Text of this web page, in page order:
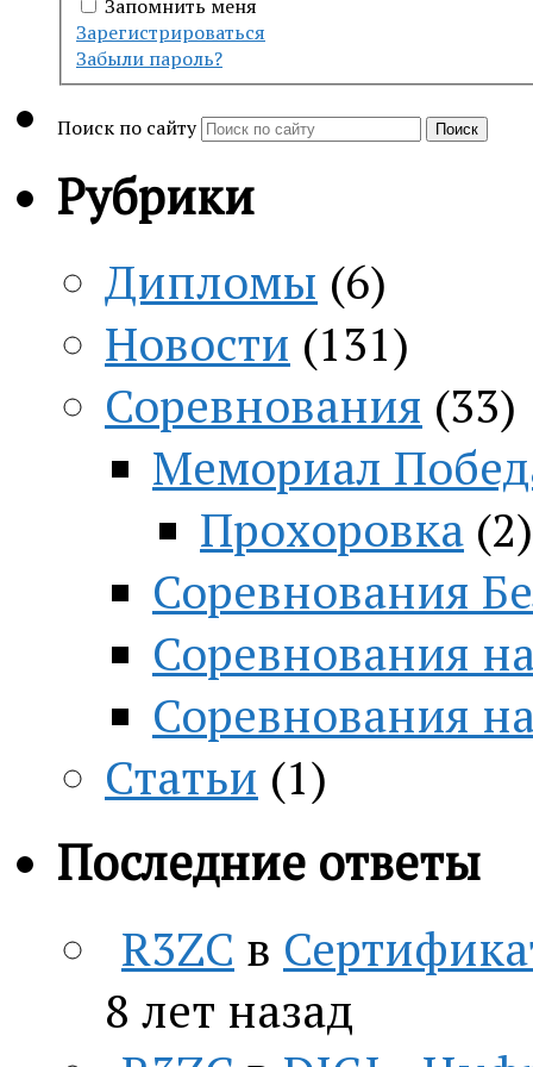
Запомнить меня
Зарегистрироваться
Забыли пароль?
Поиск по сайту Поиск
Рубрики
Дипломы (6)
Новости (131)
Соревнования (33)
Мемориал
Прохоровка (2)
Соревнования
Соревнования
Соревнования
Статьи (1)
Последние ответы
R3ZC в
8 лет назад